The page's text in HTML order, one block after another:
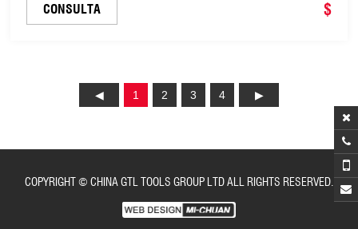
rápida (JS00465)
CONSULTA $
1 2 3 4
COPYRIGHT © CHINA GTL TOOLS GROUP LTD ALL RIGHTS RESERVED.